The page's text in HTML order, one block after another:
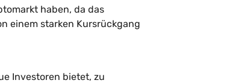
haben, da das
einem starken Kursrückgang
Investoren bietet, zu